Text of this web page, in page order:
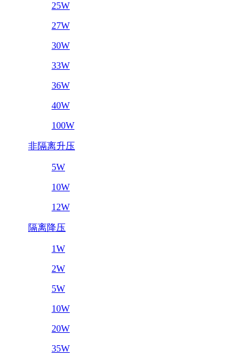
25W
27W
30W
33W
36W
40W
100W
非隔离升压
5W
10W
12W
隔离降压
1W
2W
5W
10W
20W
35W